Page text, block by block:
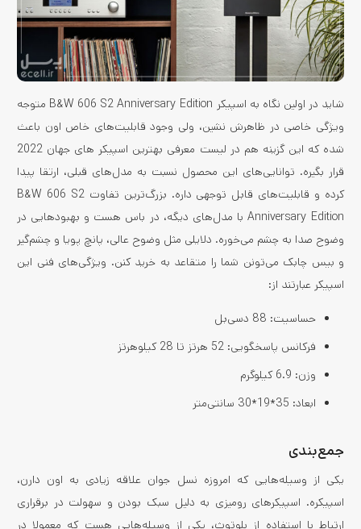
شاید در اولین نگاه به اسپیکر B&W 606 S2 Anniversary Edition متوجه
ویژگی خاصی در ظاهرش نشین، ولی وجود قابلیت‌های خاص اون باعث
شده که این گزینه هم در لیست معرفی بهترین اسپیکر های جهان 2022
قرار بگیره. توانایی‌های این محصول نسبت به مدل‌های قبلی، ارتقا پیدا
کرده و قابلیت‌های قابل توجهی داره. بزرگ‌ترین تفاوت‌ B&W 606 S2
Anniversary Edition با مدل‌های دیگه، در باس هست و بهبودهایی در
وضوح صدا به چشم می‌خوره. دلایلی مثل وضوح عالی، پانچ پویا و چشم‌گیر
و بیس چابک می‌تونن شما را متقاعد به خرید کنن. ویژگی‌های فنی این
اسپیکر عبارتند از:
حساسیت: 88 دسی‌بل
فرکانس پاسخگویی: 52 هرتز تا 28 کیلوهرتز
وزن: 6.9 کیلوگرم
ابعاد: 35*19*30 سانتی‌متر
جمع‌بندی
یکی از وسیله‌هایی که امروزه نسل جوان علاقه زیادی به اون دارن،
اسپیکره. اسپیکرهای رومیزی به دلیل سبک بودن و سهولت در برقراری
ارتباط با استفاده از بلوتوث، یکی از وسیله‌هایی هست که معمولا در